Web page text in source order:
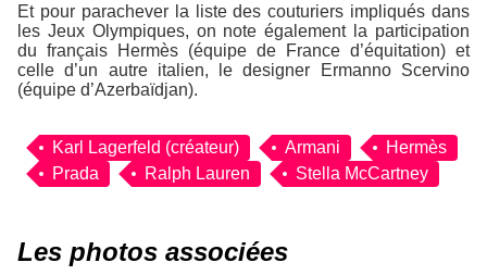
Et pour parachever la liste des couturiers impliqués dans
les Jeux Olympiques, on note également la participation
du français Hermès (équipe de France d’équitation) et
celle d’un autre italien, le designer Ermanno Scervino
(équipe d’Azerbaïdjan).
Karl Lagerfeld (créateur) Armani
Hermès
Prada
Ralph Lauren Stella McCartney
Les photos associées